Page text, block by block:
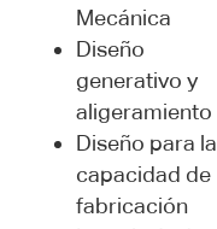
Mecánica
Diseño
generativo y
aligeramiento
Diseño para la
capacidad de
fabricación